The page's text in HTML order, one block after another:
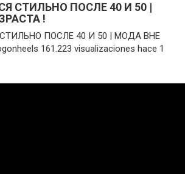
СТИЛЬНО ПОСЛЕ 40 И 50 |
!
ПОСЛЕ 40 И 50 | МОДА ВНЕ
161.223 visualizaciones hace 1